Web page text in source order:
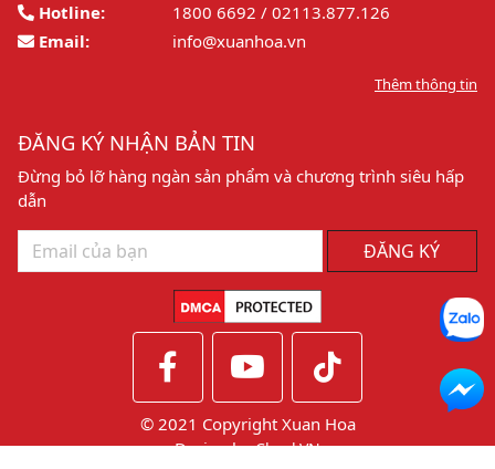
Hotline:
1800 6692 / 02113.877.126
Email:
info@xuanhoa.vn
Thêm thông tin
© 2021 Copyright Xuan Hoa
Design byCheckVN
ĐĂNG KÝ NHẬN BẢN TIN
Đừng bỏ lỡ hàng ngàn sản phẩm và chương trình siêu hấp
dẫn
ĐĂNG KÝ